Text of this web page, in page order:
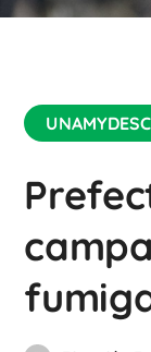
UNAMYDESC